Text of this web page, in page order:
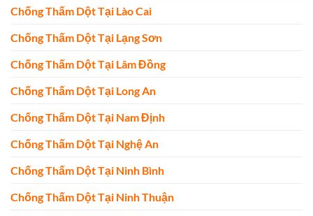
Chống Thấm Dột Tại Lào Cai
Chống Thấm Dột Tại Lạng Sơn
Chống Thấm Dột Tại Lâm Đồng
Chống Thấm Dột Tại Long An
Chống Thấm Dột Tại Nam Định
Chống Thấm Dột Tại Nghệ An
Chống Thấm Dột Tại Ninh Bình
Chống Thấm Dột Tại Ninh Thuận